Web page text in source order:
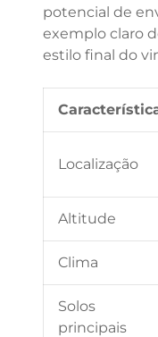
potencial de
exemplo claro
estilo final do
Localização
Altitude
Clima
Solos
principais